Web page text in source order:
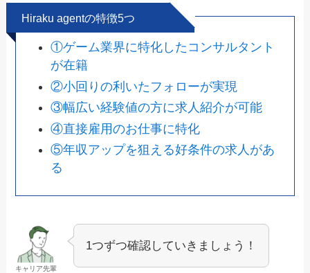
Hiraku agentの特徴5つ
①ゲーム業界に特化したコンサルタント
が在籍
②小回りの利いたフォローが実現
③幅広い経験値の方に求人紹介が可能
④直接雇用のお仕事に特化
⑤年収アップを狙える好条件の求人があ
る
キャリア先輩
1つずつ確認していきましょう！